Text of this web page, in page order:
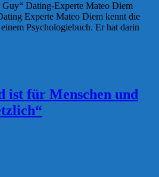
Guy“ Dating-Experte Mateo Diem
Experte Mateo Diem kennt die
Psychologiebuch. Er hat darin
ist für Menschen und